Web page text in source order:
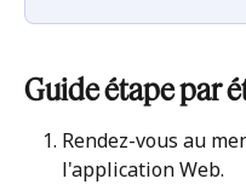
Guide étape par
Rendez-vous au
l'application Web.